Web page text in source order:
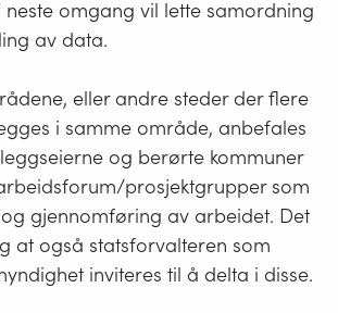
omgang vil lette samordning
av data.
eller andre steder der flere
i samme område, anbefales
og berørte kommuner
prosjektgrupper som
gjennomføring av arbeidet. Det
at også statsforvalteren som
inviteres til å delta i disse.